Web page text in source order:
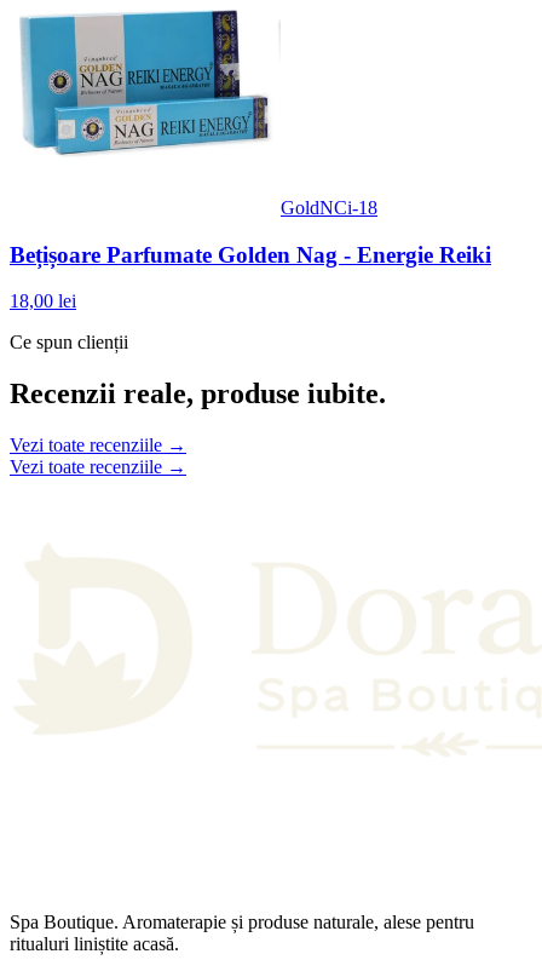
GoldNCi-18
Bețișoare Parfumate Golden Nag - Energie Reiki
18,00 lei
Ce spun clienții
Recenzii reale, produse iubite.
Vezi toate recenziile →
Vezi toate recenziile →
Spa Boutique. Aromaterapie și produse naturale, alese pentru
ritualuri liniștite acasă.